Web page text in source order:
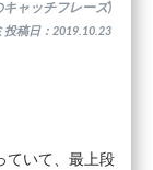
キャッチフレーズ)
投稿日：2019.10.23
ていて、最上段